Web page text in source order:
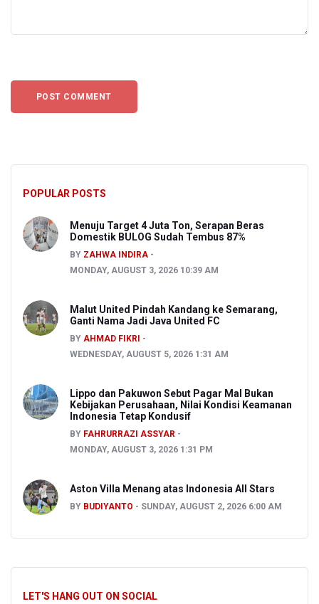
POPULAR POSTS
Menuju Target 4 Juta Ton, Serapan Beras
Domestik BULOG Sudah Tembus 87%
BY ZAHWA INDIRA
MONDAY, AUGUST 3, 2026 10:39 AM
Malut United Pindah Kandang ke Semarang,
Ganti Nama Jadi Java United FC
BY AHMAD FIKRI
WEDNESDAY, AUGUST 5, 2026 1:31 AM
Lippo dan Pakuwon Sebut Pagar Mal Bukan
Kebijakan Perusahaan, Nilai Kondisi Keamanan
Indonesia Tetap Kondusif
BY FAHRURRAZI ASSYAR
MONDAY, AUGUST 3, 2026 1:31 PM
Aston Villa Menang atas Indonesia All Stars
BY BUDIYANTO SUNDAY, AUGUST 2, 2026 6:00 AM
LET'S HANG OUT ON SOCIAL